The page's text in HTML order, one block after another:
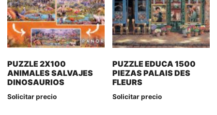
PUZZLE 2X100
ANIMALES SALVAJES
DINOSAURIOS
Solicitar precio
PUZZLE EDUCA 1500
PIEZAS PALAIS DES
FLEURS
Solicitar precio